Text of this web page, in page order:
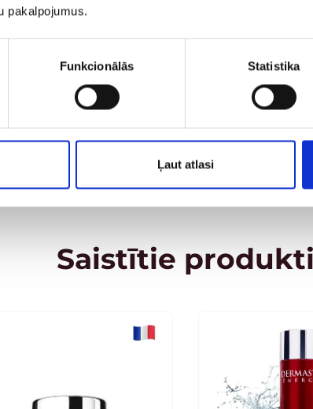
pakalpojumus.
Funkcionālās Statistika
Ļaut atlasi
Saistītie produkti